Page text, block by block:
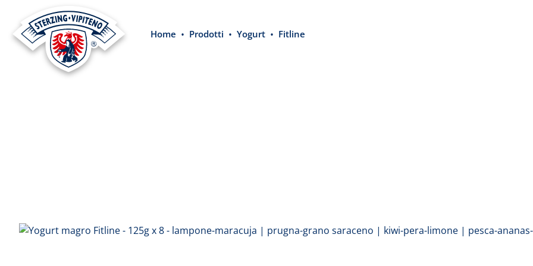
Passa alla navigazione principale
Home Prodotti Yogurt Fitline